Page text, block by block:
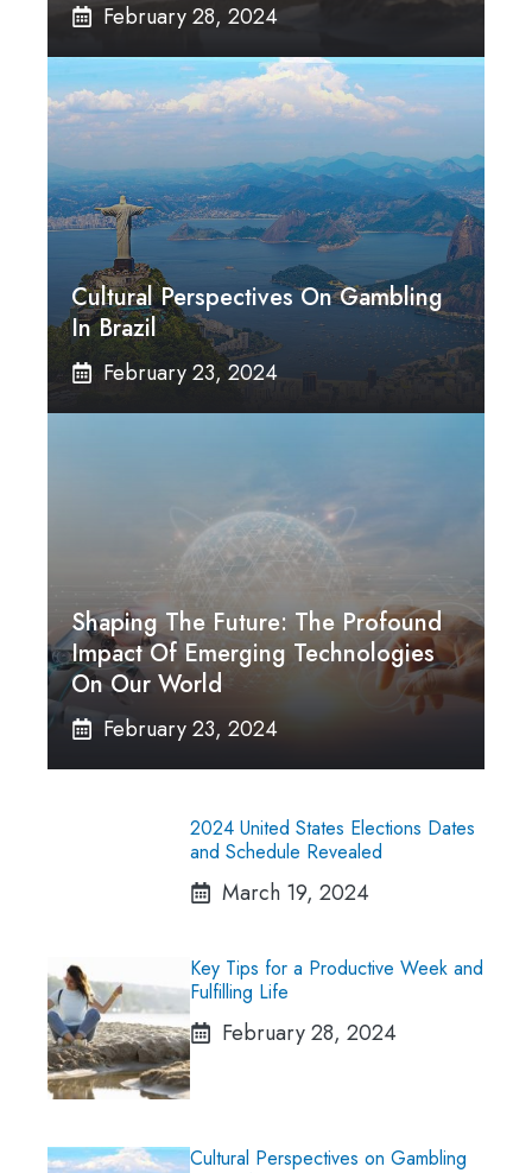
February 28, 2024
Cultural Perspectives On Gambling
In Brazil
February 23, 2024
Shaping The Future: The Profound
Impact Of Emerging Technologies
On Our World
February 23, 2024
2024 United States Elections Dates
and Schedule Revealed
March 19, 2024
Key Tips for a Productive Week and
Fulfilling Life
February 28, 2024
Cultural Perspectives on Gambling